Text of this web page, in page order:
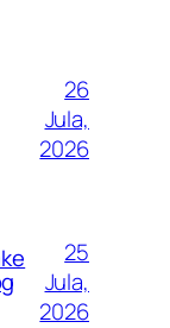
26
Jula,
2026
25
Jula,
2026